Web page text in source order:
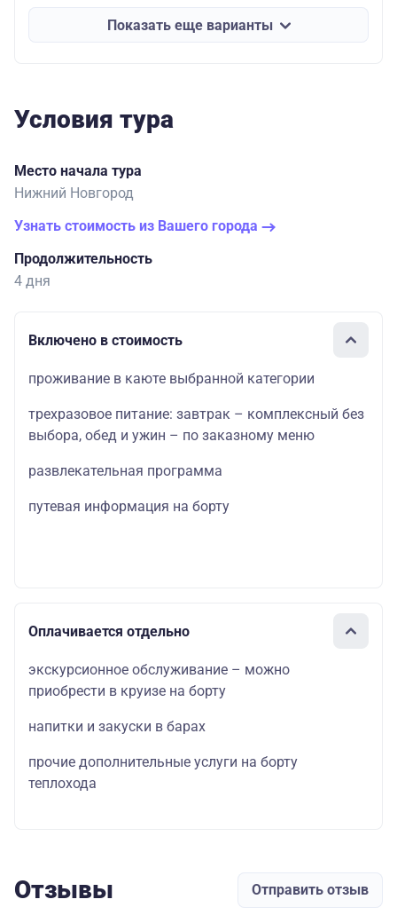
Показать еще варианты
Условия тура
Место начала тура
Нижний Новгород
Узнать стоимость из Вашего города
Продолжительность
4 дня
Включено в стоимость
проживание в каюте выбранной категории
трехразовое питание: завтрак – комплексный без
выбора, обед и ужин – по заказному меню
развлекательная программа
путевая информация на борту
Оплачивается отдельно
экскурсионное обслуживание – можно
приобрести в круизе на борту
напитки и закуски в барах
прочие дополнительные услуги на борту
теплохода
Отзывы Отправить отзыв